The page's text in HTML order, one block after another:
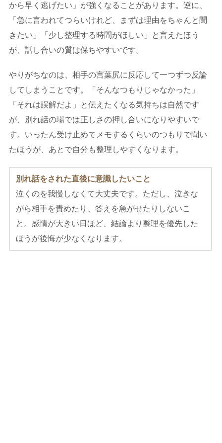
から早く逃げたい」が強くなることがあります。逆に、
「急に言われてつらいけれど、まずは理由をちゃんと聞
きたい」「少し整理する時間がほしい」と言えたほう
が、話し合いの質は保ちやすいです。
やりがちなのは、相手の言葉尻に反応して一つずつ反論
してしまうことです。「そんなつもりじゃなかった」
「それは誤解だよ」と伝えたくなる気持ちは自然です
が、別れ話の場では正しさの押し合いになりやすいで
す。いったん受け止めてメモするくらいのつもりで聞い
たほうが、あとで自分も整理しやすくなります。
別れ話をされた直後に意識したいこと
泣くのを我慢しなくて大丈夫です。ただし、泣きな
がら相手を責めたり、答えを急がせたりしないこ
と。感情が大きい日ほど、結論より整理を優先した
ほうが後悔が少なくなります。